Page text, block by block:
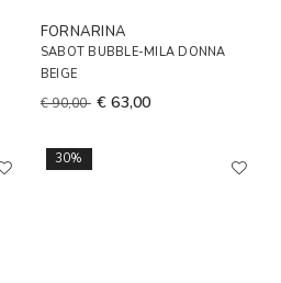
FORNARINA
SABOT BUBBLE-MILA DONNA
BEIGE
€ 90,00 € 63,00
30%